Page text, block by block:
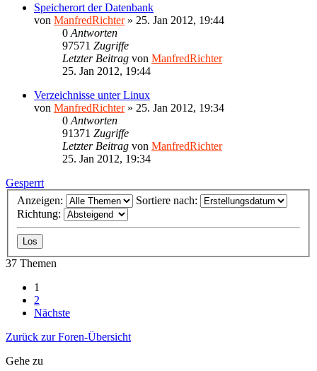
Speicherort der Datenbank
von ManfredRichter» 25. Jan 2012, 19:44
0 Antworten
97571 Zugriffe
Letzter Beitrag von ManfredRichter
25. Jan 2012, 19:44
Verzeichnisse unter Linux
von ManfredRichter» 25. Jan 2012, 19:34
0 Antworten
91371 Zugriffe
Letzter Beitrag von ManfredRichter
25. Jan 2012, 19:34
Gesperrt
Anzeigen:
Sortiere nach:
Richtung:
37 Themen
1
2
Nächste
Zurück zur Foren-Übersicht
Gehe zu